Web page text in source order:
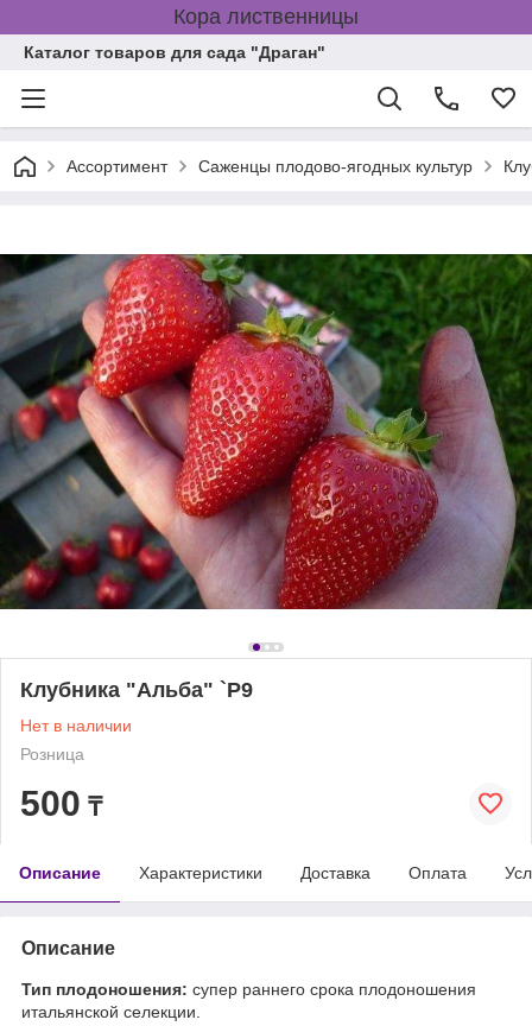
Кора лиственницы
Каталог товаров для сада "Драган"
Ассортимент Саженцы плодово-ягодных культур
Клубника "Альба" `Р9
Нет в наличии
Розница
500 ₸
Описание Характеристики Доставка Оплата
Описание
Тип плодоношения: супер раннего срока плодоношения
итальянской селекции.